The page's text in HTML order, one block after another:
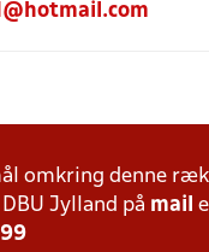
omkring denne
Jylland på mail